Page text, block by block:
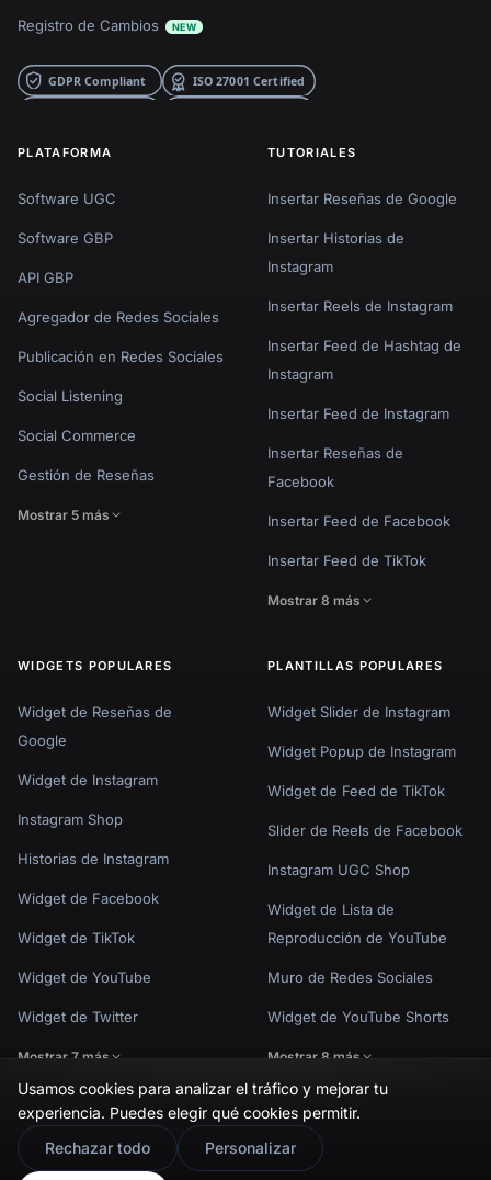
Registro de Cambios NEW
PLATAFORMA
Software UGC
Software GBP
API GBP
Agregador de Redes Sociales
Publicación en Redes Sociales
Social Listening
Social Commerce
Gestión de Reseñas
Mostrar 5 más
TUTORIALES
Insertar Reseñas de Google
Insertar Historias de
Instagram
Insertar Reels de Instagram
Insertar Feed de Hashtag de
Instagram
Insertar Feed de Instagram
Insertar Reseñas de
Facebook
Insertar Feed de Facebook
Insertar Feed de TikTok
Mostrar 8 más
WIDGETS POPULARES
Widget de Reseñas de
Google
Widget de Instagram
Instagram Shop
Historias de Instagram
Widget de Facebook
Widget de TikTok
Widget de YouTube
Widget de Twitter
Mostrar 7 más
PLANTILLAS POPULARES
Widget Slider de Instagram
Widget Popup de Instagram
Widget de Feed de TikTok
Slider de Reels de Facebook
Instagram UGC Shop
Widget de Lista de
Reproducción de YouTube
Muro de Redes Sociales
Widget de YouTube Shorts
Mostrar 8 más
Política de Privacidad Términos de UsoConfiguración de cookies
Usamos cookies para analizar el tráfico y mejorar tu
experiencia. Puedes elegir qué cookies permitir.
Rechazar todo
Personalizar
🇬🇧 Would you prefer this site in English?